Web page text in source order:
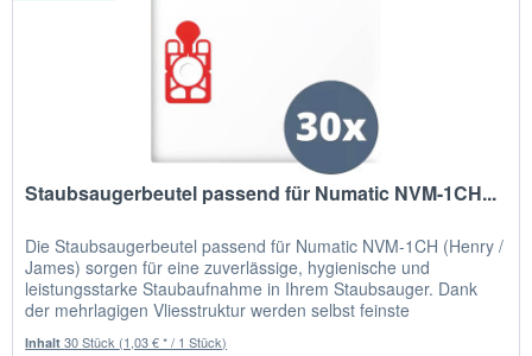
Staubsaugerbeutel passend für Numatic NVM-1CH...
Die Staubsaugerbeutel passend für Numatic NVM-1CH (Henry /
James) sorgen für eine zuverlässige, hygienische und
leistungsstarke Staubaufnahme in Ihrem Staubsauger. Dank
der mehrlagigen Vliesstruktur werden selbst feinste
Inhalt30 Stück (1,03 € * / 1 Stück)